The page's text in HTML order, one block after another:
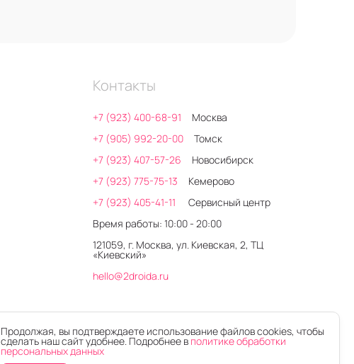
Контакты
+7 (923) 400-68-91
Москва
+7 (905) 992-20-00
Томск
+7 (923) 407-57-26
Новосибирск
+7 (923) 775-75-13
Кемерово
+7 (923) 405-41-11
Сервисный центр
Время работы: 10:00 - 20:00
121059, г. Москва, ул. Киевская, 2, ТЦ
«Киевский»
hello@2droida.ru
Продолжая, вы подтверждаете использование файлов cookies, чтобы
сделать наш сайт удобнее. Подробнее в политике обработки
персональных данных